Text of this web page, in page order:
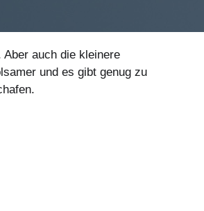
auch die kleinere
und es gibt genug zu